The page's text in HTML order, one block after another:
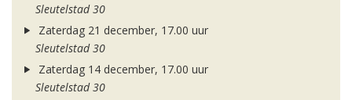
Sleutelstad 30
Zaterdag 21 december, 17.00 uur
Sleutelstad 30
Zaterdag 14 december, 17.00 uur
Sleutelstad 30